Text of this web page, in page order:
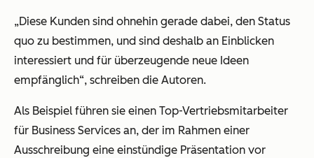
„Diese Kunden sind ohnehin gerade dabei, den Status
quo zu bestimmen, und sind deshalb an Einblicken
interessiert und für überzeugende neue Ideen
empfänglich“, schreiben die Autoren.
Als Beispiel führen sie einen Top-Vertriebsmitarbeiter
für Business Services an, der im Rahmen einer
Ausschreibung eine einstündige Präsentation vor